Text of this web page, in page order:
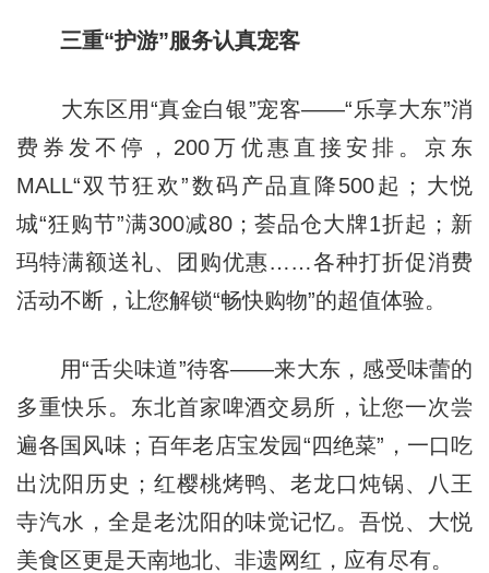
三重“护游”服务认真宠客
大东区用“真金白银”宠客——“乐享大东”消
费券发不停，200万优惠直接安排。京东
MALL“双节狂欢”数码产品直降500起；大悦
城“狂购节”满300减80；荟品仓大牌1折起；新
玛特满额送礼、团购优惠……各种打折促消费
活动不断，让您解锁“畅快购物”的超值体验。
用“舌尖味道”待客——来大东，感受味蕾的
多重快乐。东北首家啤酒交易所，让您一次尝
遍各国风味；百年老店宝发园“四绝菜”，一口吃
出沈阳历史；红樱桃烤鸭、老龙口炖锅、八王
寺汽水，全是老沈阳的味觉记忆。吾悦、大悦
美食区更是天南地北、非遗网红，应有尽有。